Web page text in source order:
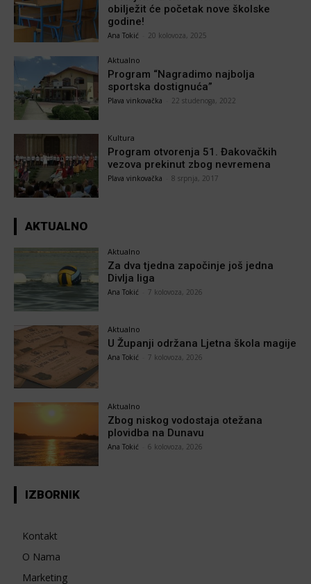
obilježit će početak nove školske
godine!
Ana Tokić 20 kolovoza, 2025
Aktualno
Program “Nagradimo najbolja
sportska dostignuća”
Plava vinkovačka 22 studenoga, 2022
Kultura
Program otvorenja 51. Đakovačkih
vezova prekinut zbog nevremena
Plava vinkovačka 8 srpnja, 2017
AKTUALNO
Aktualno
Za dva tjedna započinje još jedna
Divlja liga
Ana Tokić 7 kolovoza, 2026
Aktualno
U Županji održana Ljetna škola magije
Ana Tokić 7 kolovoza, 2026
Aktualno
Zbog niskog vodostaja otežana
plovidba na Dunavu
Ana Tokić 6 kolovoza, 2026
IZBORNIK
Kontakt
O Nama
Marketing